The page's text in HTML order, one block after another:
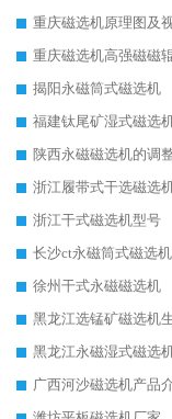
重庆磁选机原理图及
重庆磁选机高强磁磁
揭阳永磁筒式磁选机
福建钛尾矿湿式磁选
陕西永磁磁选机的调
浙江履带式干选磁选
浙江干式磁选机型号
长沙ct永磁筒式磁选机
徐州干式永磁磁选机
黑龙江选锰矿磁选机
黑龙江永磁湿式磁选
广西河沙磁选机产品